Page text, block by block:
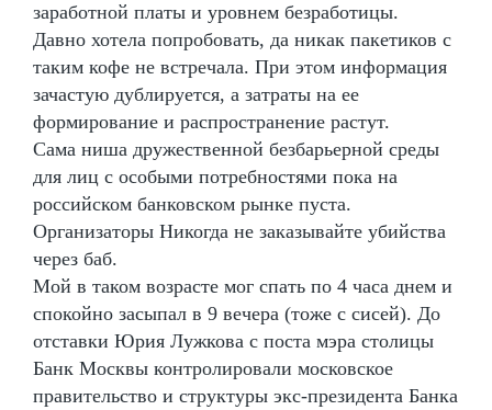
заработной платы и уровнем безработицы.
Давно хотела попробовать, да никак пакетиков с
таким кофе не встречала. При этом информация
зачастую дублируется, а затраты на ее
формирование и распространение растут.
Сама ниша дружественной безбарьерной среды
для лиц с особыми потребностями пока на
российском банковском рынке пуста.
Организаторы Никогда не заказывайте убийства
через баб.
Мой в таком возрасте мог спать по 4 часа днем и
спокойно засыпал в 9 вечера (тоже с сисей). До
отставки Юрия Лужкова с поста мэра столицы
Банк Москвы контролировали московское
правительство и структуры экс-президента Банка